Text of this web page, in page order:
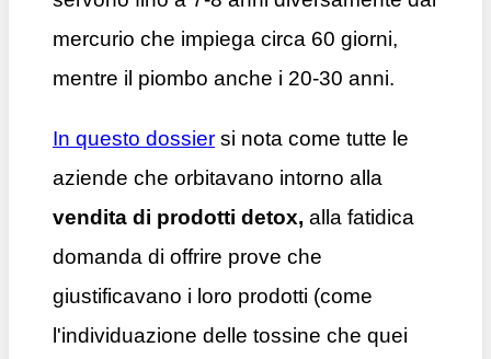
mercurio che impiega circa 60 giorni,
mentre il piombo anche i 20-30 anni.
In questo dossier si nota come tutte le
aziende che orbitavano intorno alla
vendita di prodotti detox, alla fatidica
domanda di offrire prove che
giustificavano i loro prodotti (come
l'individuazione delle tossine che quei